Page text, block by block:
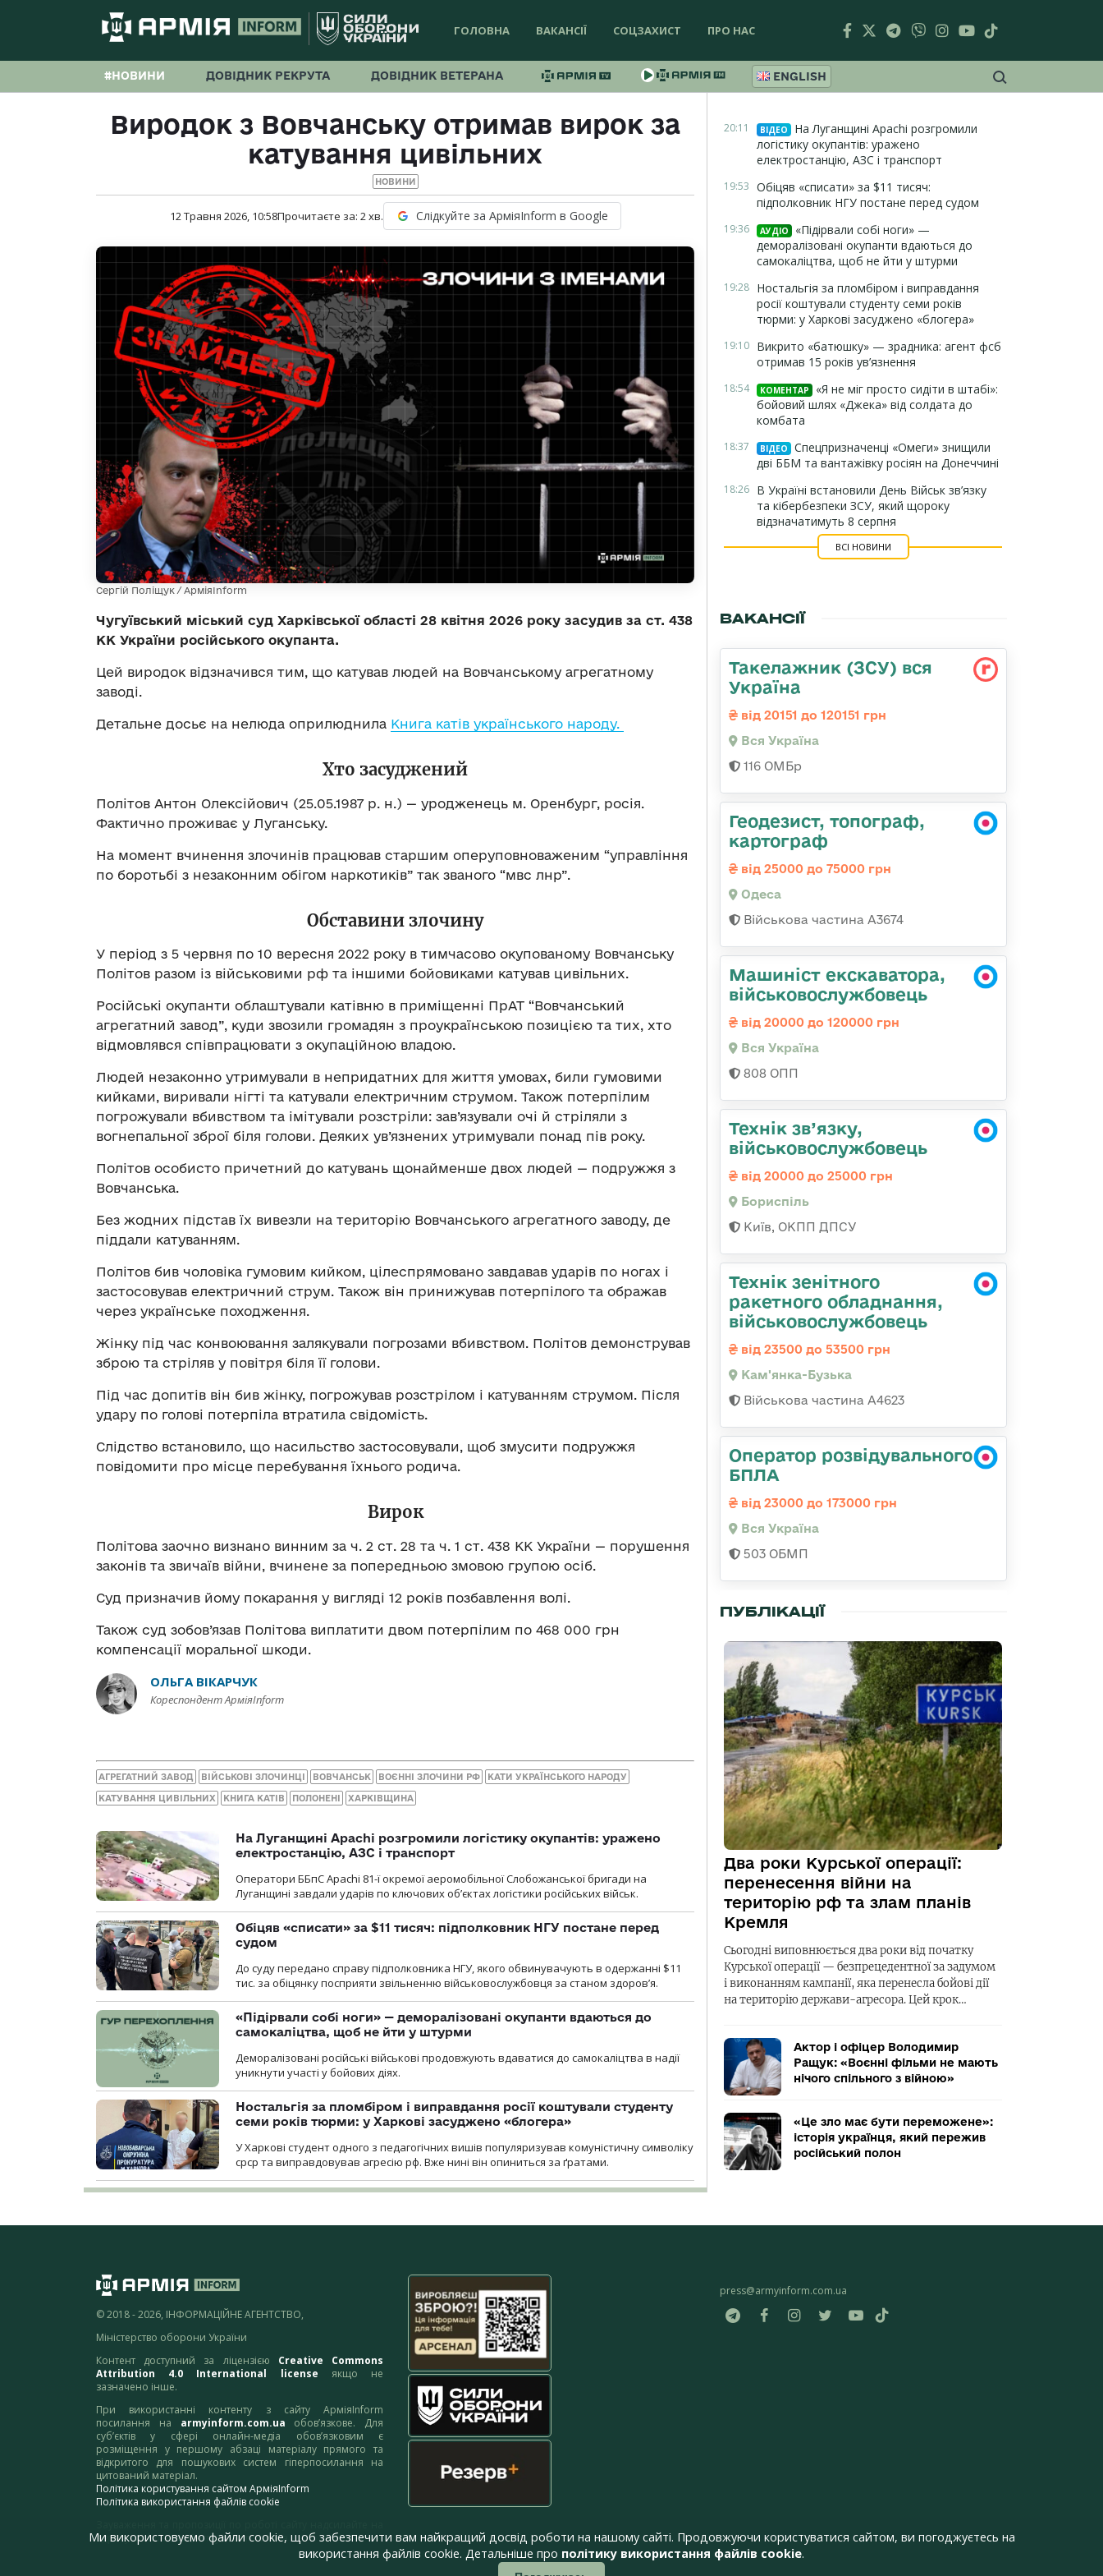
ГОЛОВНА ВАКАНСІЇ СОЦЗАХИСТ ПРО НАС
#НОВИНИ ДОВІДНИК РЕКРУТА ДОВІДНИК ВЕТЕРАНА ENGLISH
Виродок з Вовчанську отримав вирок за
катування цивільних
НОВИНИ
12 Травня 2026, 10:58Прочитаєте за: 2хв. Слідкуйте за АрміяInform в Google
Сергій Поліщук / АрміяInform
Чугуївський міський суд Харківської області 28 квітня 2026 року засудив за ст. 438
КК України російського окупанта.
Цей виродок відзначився тим, що катував людей на Вовчанському агрегатному
заводі.
Детальне досьє на нелюда оприлюднила Книга катів українського народу.
Хто засуджений
Політов Антон Олексійович (25.05.1987 р. н.) — уродженець м. Оренбург, росія.
Фактично проживає у Луганську.
На момент вчинення злочинів працював старшим оперуповноваженим “управління
по боротьбі з незаконним обігом наркотиків” так званого “мвс лнр”.
Обставини злочину
У період з 5 червня по 10 вересня 2022 року в тимчасово окупованому Вовчанську
Політов разом із військовими рф та іншими бойовиками катував цивільних.
Російські окупанти облаштували катівню в приміщенні ПрАТ “Вовчанський
агрегатний завод”, куди звозили громадян з проукраїнською позицією та тих, хто
відмовлявся співпрацювати з окупаційною владою.
Людей незаконно утримували в непридатних для життя умовах, били гумовими
кийками, виривали нігті та катували електричним струмом. Також потерпілим
погрожували вбивством та імітували розстріли: зав’язували очі й стріляли з
вогнепальної зброї біля голови. Деяких ув’язнених утримували понад пів року.
Політов особисто причетний до катувань щонайменше двох людей — подружжя з
Вовчанська.
Без жодних підстав їх вивезли на територію Вовчанського агрегатного заводу, де
піддали катуванням.
Політов бив чоловіка гумовим кийком, цілеспрямовано завдавав ударів по ногах і
застосовував електричний струм. Також він принижував потерпілого та ображав
через українське походження.
Жінку під час конвоювання залякували погрозами вбивством. Політов демонстрував
зброю та стріляв у повітря біля її голови.
Під час допитів він бив жінку, погрожував розстрілом і катуванням струмом. Після
удару по голові потерпіла втратила свідомість.
Слідство встановило, що насильство застосовували, щоб змусити подружжя
повідомити про місце перебування їхнього родича.
Вирок
Політова заочно визнано винним за ч. 2 ст. 28 та ч. 1 ст. 438 КК України — порушення
законів та звичаїв війни, вчинене за попередньою змовою групою осіб.
Суд призначив йому покарання у вигляді 12 років позбавлення волі.
Також суд зобов’язав Політова виплатити двом потерпілим по 468 000 грн
компенсації моральної шкоди.
ОЛЬГА ВІКАРЧУК
Кореспондент АрміяInform
АГРЕГАТНИЙ ЗАВОД ВІЙСЬКОВІ ЗЛОЧИНЦІ ВОВЧАНСЬК ВОЄННІ ЗЛОЧИНИ РФ КАТИ УКРАЇНСЬКОГО НАРОДУ
КАТУВАННЯ ЦИВІЛЬНИХ КНИГА КАТІВ ПОЛОНЕНІ ХАРКІВЩИНА
На Луганщині Apachi розгромили логістику окупантів: уражено
електростанцію, АЗС і транспорт
Оператори ББпС Apachi 81-ї окремої аеромобільної Слобожанської бригади на
Луганщині завдали ударів по ключових об’єктах логістики російських військ.
Обіцяв «списати» за $11 тисяч: підполковник НГУ постане перед
судом
До суду передано справу підполковника НГУ, якого обвинувачують в одержанні $11
тис. за обіцянку посприяти звільненню військовослужбовця за станом здоров’я.
«Підірвали собі ноги» — деморалізовані окупанти вдаються до
самокаліцтва, щоб не йти у штурми
Деморалізовані російські військові продовжують вдаватися до самокаліцтва в надії
уникнути участі у бойових діях.
Ностальгія за пломбіром і виправдання росії коштували студенту
семи років тюрми: у Харкові засуджено «блогера»
У Харкові студент одного з педагогічних вишів популяризував комуністичну символіку
срср та виправдовував агресію рф. Вже нині він опиниться за ґратами.
20:11 ВІДЕО
На Луганщині Apachi розгромили
логістику окупантів: уражено
електростанцію, АЗС і транспорт
19:53 Обіцяв «списати» за $11 тисяч:
підполковник НГУ постане перед судом
19:36 АУДІО
«Підірвали собі ноги» —
деморалізовані окупанти вдаються до
самокаліцтва, щоб не йти у штурми
19:28 Ностальгія за пломбіром і виправдання
росії коштували студенту семи років
тюрми: у Харкові засуджено «блогера»
19:10 Викрито «батюшку» — зрадника: агент фсб
отримав 15 років ув’язнення
18:54 КОМЕНТАР
«Я не міг просто сидіти в штабі»:
бойовий шлях «Джека» від солдата до
комбата
18:37 ВІДЕО
Спецпризначенці «Омеги» знищили
дві ББМ та вантажівку росіян на Донеччині
18:26 В Україні встановили День Військ зв’язку
та кібербезпеки ЗСУ, який щороку
відзначатимуть 8 серпня
ВСІ НОВИНИ
ВАКАНСІЇ
Такелажник (ЗСУ) вся
Україна
від 20151 до 120151 грн
Вся Україна
116 ОМБр
Геодезист, топограф,
картограф
від 25000 до 75000 грн
Одеса
Військова частина А3674
Машиніст екскаватора,
військовослужбовець
від 20000 до 120000 грн
Вся Україна
808 ОПП
Технік зв’язку,
військовослужбовець
від 20000 до 25000 грн
Бориспіль
Київ, ОКПП ДПСУ
Технік зенітного
ракетного обладнання,
військовослужбовець
від 23500 до 53500 грн
Кам'янка-Бузька
Військова частина А4623
Оператор розвідувального
БПЛА
від 23000 до 173000 грн
Вся Україна
503 ОБМП
ПУБЛІКАЦІЇ
Два роки Курської операції:
перенесення війни на
територію рф та злам планів
Кремля
Сьогодні виповнюється два роки від початку
Курської операції — безпрецедентної за задумом
і виконанням кампанії, яка перенесла бойові дії
на територію держави-агресора. Цей крок…
Актор і офіцер Володимир
Ращук: «Воєнні фільми не мають
нічого спільного з війною»
«Це зло має бути переможене»:
історія українця, який пережив
російський полон
© 2018 - 2026, ІНФОРМАЦІЙНЕ АГЕНТСТВО,
Міністерство оборони України
Контент доступний за ліцензією Creative Commons
Attribution 4.0 International license якщо не
зазначено інше.
При використанні контенту з сайту АрміяInform
посилання на armyinform.com.ua обов’язкове. Для
суб’єктів у сфері онлайн-медіа обов’язковим є
розміщення у першому абзаці матеріалу прямого та
відкритого для пошукових систем гіперпосилання на
цитований матеріал.
Політика користування сайтом АрміяInform
Політика використання файлів cookie
адресу:webmaster@armyinform.com.ua
press@armyinform.com.ua
Ми використовуємо файли cookie, щоб забезпечити вам найкращий досвід роботи на нашому сайті. Продовжуючи користуватися сайтом, ви погоджуєтесь на
використання файлів cookie. Детальніше про політику використання файлів cookie.